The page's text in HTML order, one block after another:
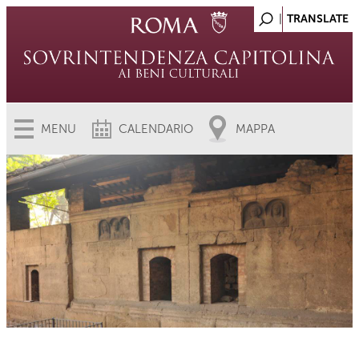
MENU CALENDARIO MAPPA